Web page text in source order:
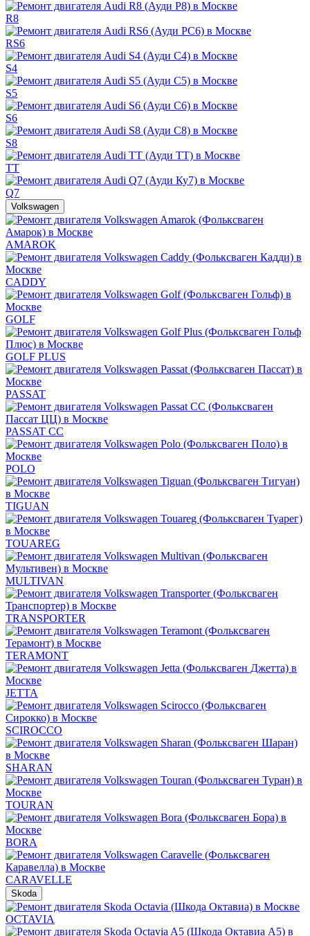
R8
RS6
S4
S5
S6
S8
TT
Q7
Volkswagen
AMAROK
CADDY
GOLF
GOLF PLUS
PASSAT
PASSAT CC
POLO
TIGUAN
TOUAREG
MULTIVAN
TRANSPORTER
TERAMONT
JETTA
SCIROCCO
SHARAN
TOURAN
BORA
CARAVELLE
Skoda
OCTAVIA